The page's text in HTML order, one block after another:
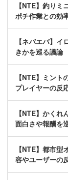
【NTE】釣り
ポチ作業との効
【ネバエバ】
きかを巡る議論
【NTE】ミン
プレイヤーの反
【NTE】かく
面白さや報酬を
【NTE】都市
容やユーザーの